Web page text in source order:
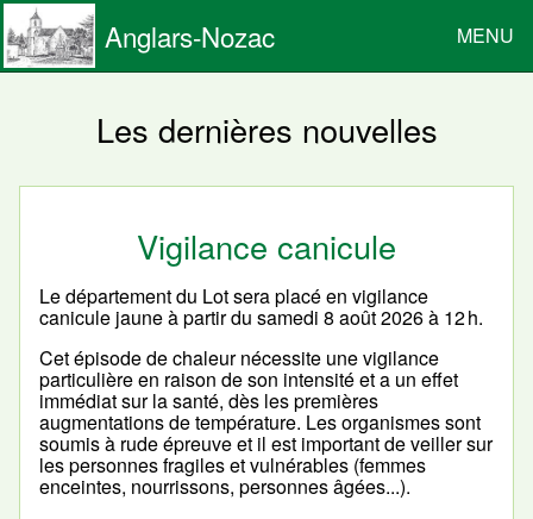
Anglars-Nozac MENU
Les dernières nouvelles
Vigilance canicule
Le département du Lot sera placé en vigilance
canicule jaune à partir du samedi 8 août 2026 à 12 h.
Cet épisode de chaleur nécessite une vigilance
particulière en raison de son intensité et a un effet
immédiat sur la santé, dès les premières
augmentations de température. Les organismes sont
soumis à rude épreuve et il est important de veiller sur
les personnes fragiles et vulnérables (femmes
enceintes, nourrissons, personnes âgées...).